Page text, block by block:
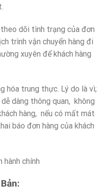
dõi tình trạng của đơn
trình vận chuyển hàng đi
xuyên để khách hàng
hóa trung thực. Lý do là vì;
dàng thông quan, không
hàng, nếu có mất mát
báo đơn hàng của khách